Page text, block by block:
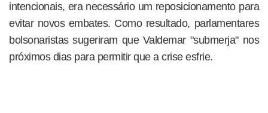
intencionais, era necessário um reposicionamento para
evitar novos embates. Como resultado, parlamentares
bolsonaristas sugeriram que Valdemar "submerja" nos
próximos dias para permitir que a crise esfrie.